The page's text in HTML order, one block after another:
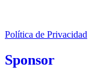
Política de Privacidad
Sponsor